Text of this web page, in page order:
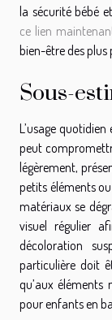
la sécurité bébé
ce lien
bien-être des plus
Sous-
L’usage
peut
légèrement,
petits éléments
matériaux se
visuel régulier
décoloration
particulière doit
qu’aux éléments
pour enfants en